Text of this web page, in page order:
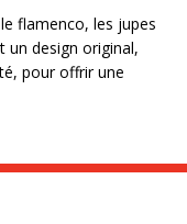
flamenco, les jupes
un design original,
pour offrir une